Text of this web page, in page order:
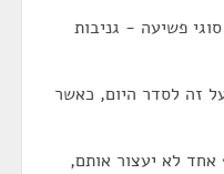
פשיעה - גניבות
זה לסדר היום, כאשר
אחד לא יעצור אותם,